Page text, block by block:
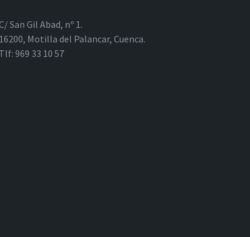
San Gil Abad, nº 1.
16200, Motilla del Palancar, Cuenca.
Tlf: 969 33 10 57